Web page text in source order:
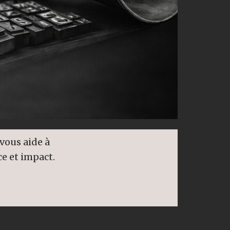
aide à
et impact.